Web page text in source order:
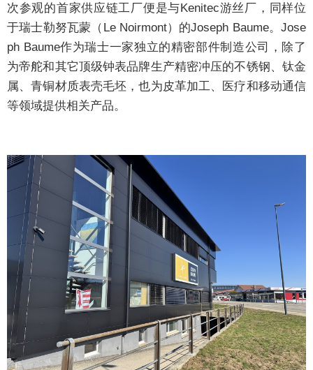
次参观的首家供应链工厂便是与Kenitec游丝厂，同样位
于瑞士勒努瓦蒙（Le Noirmont）的Joseph Baume。Jose
ph Baume作为瑞士一家独立的精密部件制造公司，除了
为帝舵和其它顶级钟表品牌生产精密冲压的不锈钢、钛金
属、青铜材质表壳毛坯，也为皮革加工、医疗和移动通信
等领域提供相关产品。